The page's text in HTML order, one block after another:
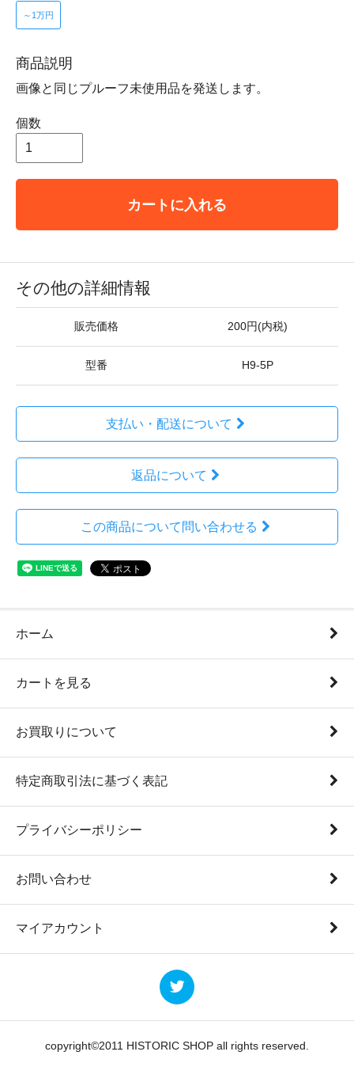
～1万円
商品説明
画像と同じプルーフ未使用品を発送します。
個数
カートに入れる
その他の詳細情報
販売価格 200円(内税)
型番 H9-5P
支払い・配送について
返品について
この商品について問い合わせる
ホーム
カートを見る
お買取りについて
特定商取引法に基づく表記
プライバシーポリシー
お問い合わせ
マイアカウント
copyright©2011 HISTORIC SHOP all rights reserved.